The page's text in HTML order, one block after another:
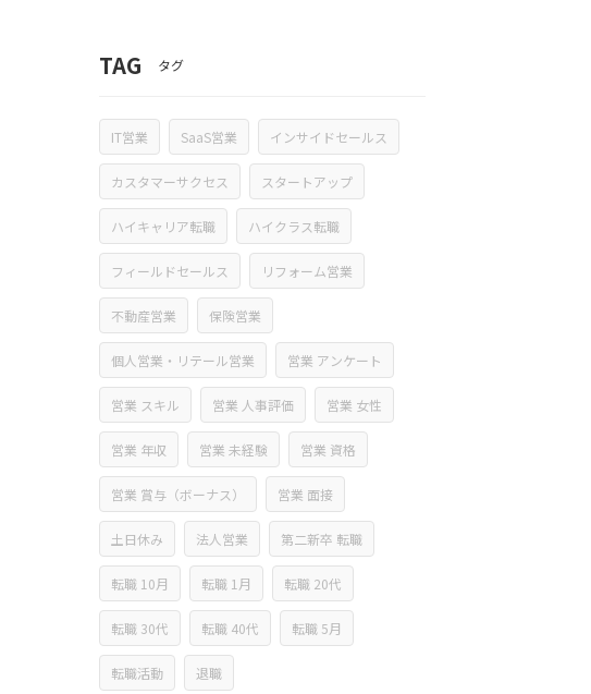
TAG タグ
IT営業 SaaS営業 インサイドセールス
カスタマーサクセス スタートアップ
ハイキャリア転職 ハイクラス転職
フィールドセールス リフォーム営業
不動産営業 保険営業
個人営業・リテール営業 営業 アンケート
営業 スキル 営業 人事評価 営業 女性
営業 年収 営業 未経験 営業 資格
営業 賞与（ボーナス） 営業 面接
土日休み 法人営業 第二新卒 転職
転職 10月 転職 1月 転職 20代
転職 30代 転職 40代 転職 5月
転職活動 退職